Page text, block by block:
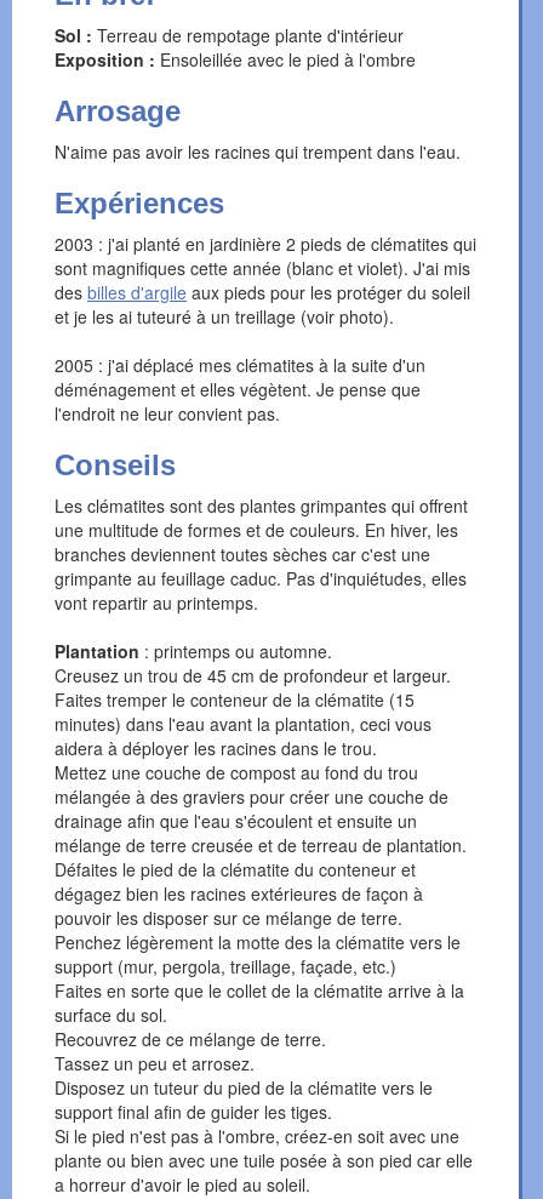
Sol : Terreau de rempotage plante d'intérieur
Exposition : Ensoleillée avec le pied à l'ombre
Arrosage
N'aime pas avoir les racines qui trempent dans l'eau.
Expériences
2003 : j'ai planté en jardinière 2 pieds de clématites qui
sont magnifiques cette année (blanc et violet). J'ai mis
des billes d'argile aux pieds pour les protéger du soleil
et je les ai tuteuré à un treillage (voir photo).
2005 : j'ai déplacé mes clématites à la suite d'un
déménagement et elles végètent. Je pense que
l'endroit ne leur convient pas.
Conseils
Les clématites sont des plantes grimpantes qui offrent
une multitude de formes et de couleurs. En hiver, les
branches deviennent toutes sèches car c'est une
grimpante au feuillage caduc. Pas d'inquiétudes, elles
vont repartir au printemps.
Plantation : printemps ou automne.
Creusez un trou de 45 cm de profondeur et largeur.
Faites tremper le conteneur de la clématite (15
minutes) dans l'eau avant la plantation, ceci vous
aidera à déployer les racines dans le trou.
Mettez une couche de compost au fond du trou
mélangée à des graviers pour créer une couche de
drainage afin que l'eau s'écoulent et ensuite un
mélange de terre creusée et de terreau de plantation.
Défaites le pied de la clématite du conteneur et
dégagez bien les racines extérieures de façon à
pouvoir les disposer sur ce mélange de terre.
Penchez légèrement la motte des la clématite vers le
support (mur, pergola, treillage, façade, etc.)
Faites en sorte que le collet de la clématite arrive à la
surface du sol.
Recouvrez de ce mélange de terre.
Tassez un peu et arrosez.
Disposez un tuteur du pied de la clématite vers le
support final afin de guider les tiges.
Si le pied n'est pas à l'ombre, créez-en soit avec une
plante ou bien avec une tuile posée à son pied car elle
a horreur d'avoir le pied au soleil.